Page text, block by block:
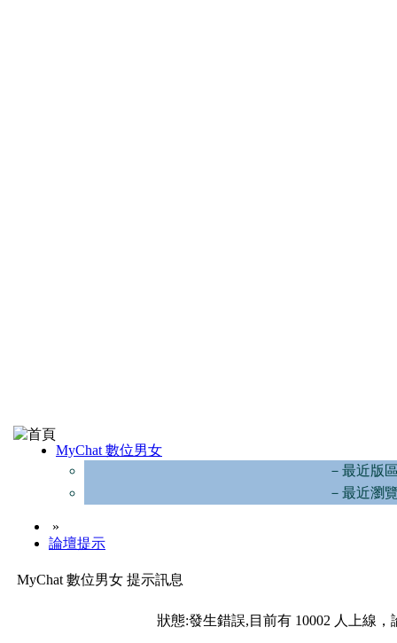
MyChat 數位男女
－最近版
－最近瀏
»
論壇提示
MyChat 數位男女 提示訊息
狀態:發生錯誤,目前有 10002 人上線